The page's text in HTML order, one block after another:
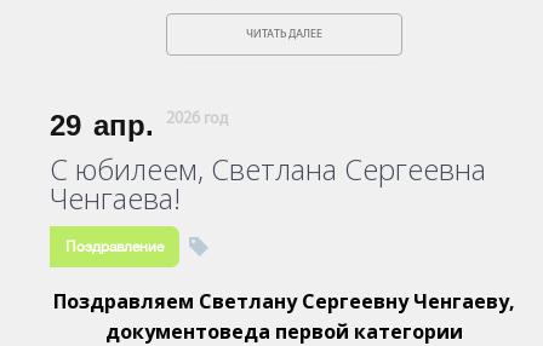
ЧИТАТЬ ДАЛЕЕ
29 апр. 2026 год
С юбилеем, Светлана Сергеевна
Ченгаева!
Поздравление
Поздравляем Светлану Сергеевну Ченгаеву,
документоведа первой категории